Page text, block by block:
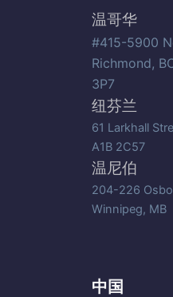
温哥华
#415-5900
Richmond,
3P7
纽芬兰
61 Larkhall
A1B 2C57
温尼伯
204-226
Winnipeg, MB
中国